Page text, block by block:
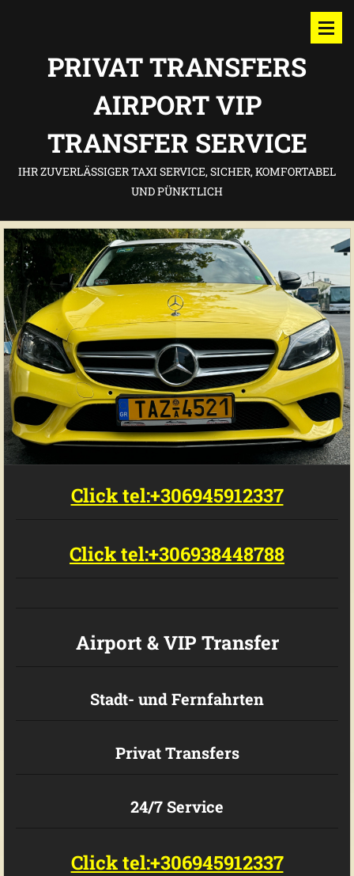
PRIVAT TRANSFERS
AIRPORT VIP
TRANSFER SERVICE
IHR ZUVERLÄSSIGER TAXI SERVICE, SICHER, KOMFORTABEL
UND PÜNKTLICH
Click tel:+306945912337
Click tel:+306938448788
Airport & VIP Transfer
Stadt- und Fernfahrten
Privat Transfers
24/7 Service
Click tel:+306945912337